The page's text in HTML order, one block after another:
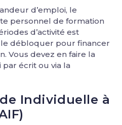
d’emploi, le
personnel de formation
d’activité est
débloquer pour financer
Vous devez en faire la
écrit ou via la
Individuelle à